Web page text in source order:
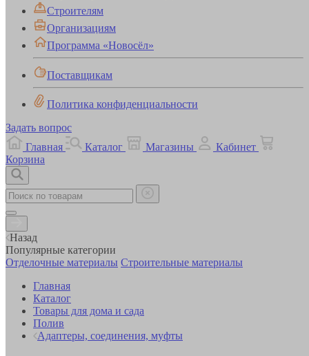
Строителям
Организациям
Программа «Новосёл»
Поставщикам
Политика конфиденциальности
Задать вопрос
Главная
Каталог Магазины
Кабинет
Корзина
Назад
Популярные категории
Отделочные материалы Строительные материалы
Главная
Каталог
Товары для дома и сада
Полив
Адаптеры, соединения, муфты